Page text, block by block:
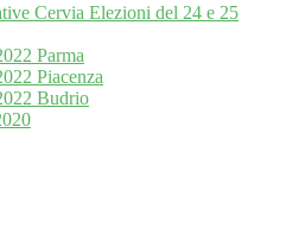
Cervia Elezioni del 24 e 25
Parma
Piacenza
Budrio